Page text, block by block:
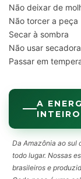
Não deixar de
Não torcer a peça
Secar à sombra
Não usar secadora
Passar em
A
INTEIRO
Da Amazônia ao sul
todo lugar. Nossas
brasileiros e